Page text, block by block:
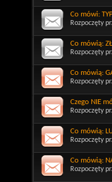
Co mówi:
Rozpoczęty
Co mówią:
Rozpoczęty
Co mówią:
Rozpoczęty
Czego NIE
Rozpoczęty
Co mówią:
Rozpoczęty
Co mówią:
Rozpoczęty